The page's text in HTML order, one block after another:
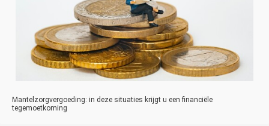
Mantelzorgvergoeding: in deze situaties krijgt u een financiële
tegemoetkoming